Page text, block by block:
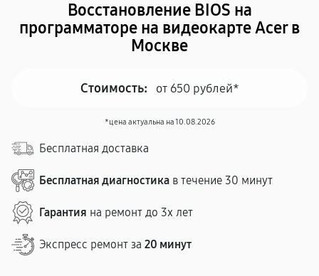
Восстановление BIOS на
программаторе на видеокарте Acer в
Москве
Стоимость: от 650 рублей*
*цена актуальна на 10.08.2026
Бесплатная доставка
Бесплатная диагностика в течение 30 минут
Гарантия на ремонт до 3х лет
Экспресс ремонт за 20 минут